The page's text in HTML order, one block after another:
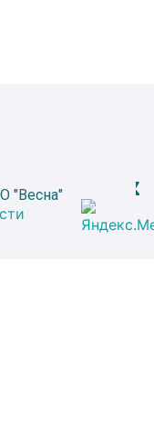
"Весна"